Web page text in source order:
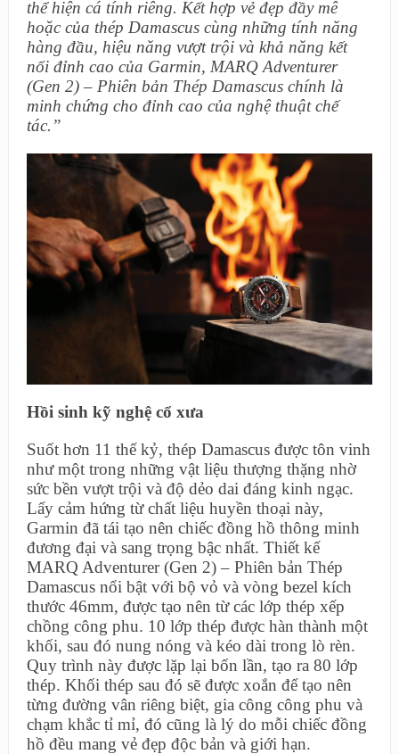
thể hiện cá tính riêng. Kết hợp vẻ đẹp đầy mê
hoặc của thép Damascus cùng những tính năng
hàng đầu, hiệu năng vượt trội và khả năng kết
nối đỉnh cao của Garmin, MARQ Adventurer
(Gen 2) – Phiên bản Thép Damascus chính là
minh chứng cho đỉnh cao của nghệ thuật chế
tác.”
Hồi sinh kỹ nghệ cổ xưa
Suốt hơn 11 thế kỷ, thép Damascus được tôn vinh
như một trong những vật liệu thượng thặng nhờ
sức bền vượt trội và độ dẻo dai đáng kinh ngạc.
Lấy cảm hứng từ chất liệu huyền thoại này,
Garmin đã tái tạo nên chiếc đồng hồ thông minh
đương đại và sang trọng bậc nhất. Thiết kế
MARQ Adventurer (Gen 2) – Phiên bản Thép
Damascus nổi bật với bộ vỏ và vòng bezel kích
thước 46mm, được tạo nên từ các lớp thép xếp
chồng công phu. 10 lớp thép được hàn thành một
khối, sau đó nung nóng và kéo dài trong lò rèn.
Quy trình này được lặp lại bốn lần, tạo ra 80 lớp
thép. Khối thép sau đó sẽ được xoắn để tạo nên
từng đường vân riêng biệt, gia công công phu và
chạm khắc tỉ mỉ, đó cũng là lý do mỗi chiếc đồng
hồ đều mang vẻ đẹp độc bản và giới hạn.